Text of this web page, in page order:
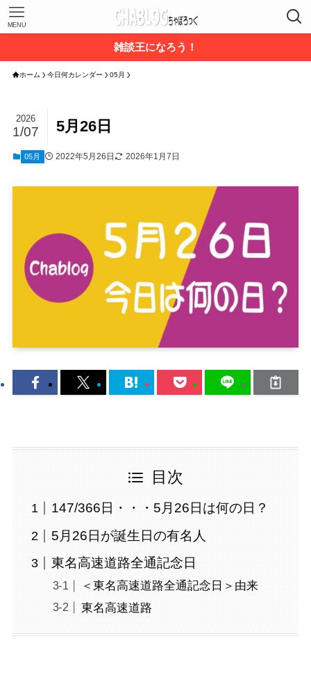
MENU
雑談王になろう！
ホーム 今日何カレンダー 05月
5月26日
2026
1/07
05月 2022年5月26日 2026年1月7日
目次
147/366日・・・5月26日は何の日？
5月26日が誕生日の有名人
東名高速道路全通記念日
＜東名高速道路全通記念日＞由来
東名高速道路